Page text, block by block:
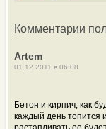
Комментарии
Artem
01.12.2011 в 06:08
Бетон и кирпич, как
каждый день топится